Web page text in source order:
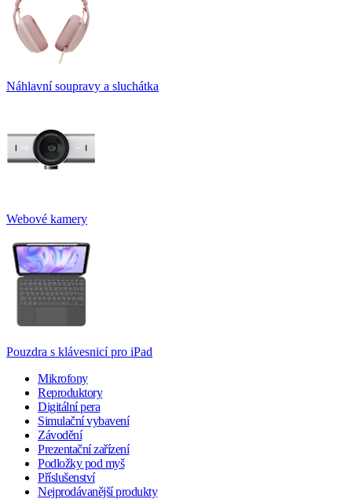
Náhlavní soupravy a sluchátka
Webové kamery
Pouzdra s klávesnicí pro iPad
Mikrofony
Reproduktory
Digitální pera
Simulační vybavení
Závodění
Prezentační zařízení
Podložky pod myš
Příslušenství
Nejprodávanější produkty